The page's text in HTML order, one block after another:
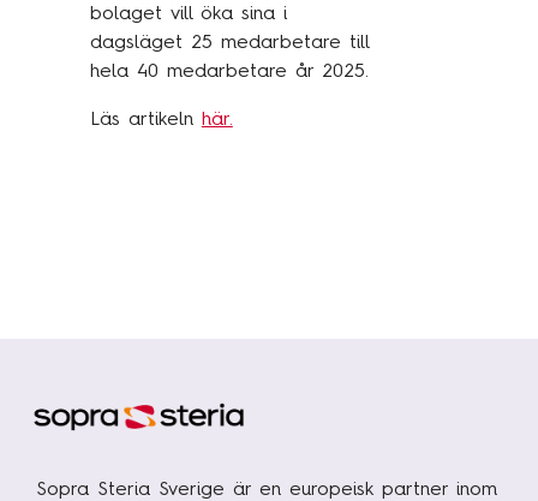
Karriär
Lediga tjänster
Event & webinars
Pressmeddelanden
bolaget vill öka sina i
dagsläget 25 medarbetare till
hela 40 medarbetare år 2025.
Läs artikeln här.
Sopra Steria Sverige är en europeisk partner inom